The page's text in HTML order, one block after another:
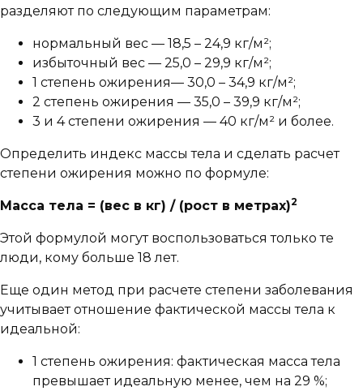
разделяют по следующим параметрам:
нормальный вес — 18,5 – 24,9 кг/м²;
избыточный вес — 25,0 – 29,9 кг/м²;
1 степень ожирения— 30,0 – 34,9 кг/м²;
2 степень ожирения — 35,0 – 39,9 кг/м²;
3 и 4 степени ожирения — 40 кг/м² и более.
Определить индекс массы тела и сделать расчет
степени ожирения можно по формуле:
Масса тела = (вес в кг) / (рост в метрах)2
Этой формулой могут воспользоваться только те
люди, кому больше 18 лет.
Еще один метод при расчете степени заболевания
учитывает отношение фактической массы тела к
идеальной:
1 степень ожирения: фактическая масса тела
превышает идеальную менее, чем на 29 %;